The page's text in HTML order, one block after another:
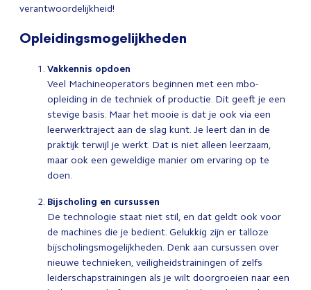
verantwoordelijkheid!
Opleidingsmogelijkheden
Vakkennis opdoen
Veel Machineoperators beginnen met een mbo-
opleiding in de techniek of productie. Dit geeft je een
stevige basis. Maar het mooie is dat je ook via een
leerwerktraject aan de slag kunt. Je leert dan in de
praktijk terwijl je werkt. Dat is niet alleen leerzaam,
maar ook een geweldige manier om ervaring op te
doen.
Bijscholing en cursussen
De technologie staat niet stil, en dat geldt ook voor
de machines die je bedient. Gelukkig zijn er talloze
bijscholingsmogelijkheden. Denk aan cursussen over
nieuwe technieken, veiligheidstrainingen of zelfs
leiderschapstrainingen als je wilt doorgroeien naar een